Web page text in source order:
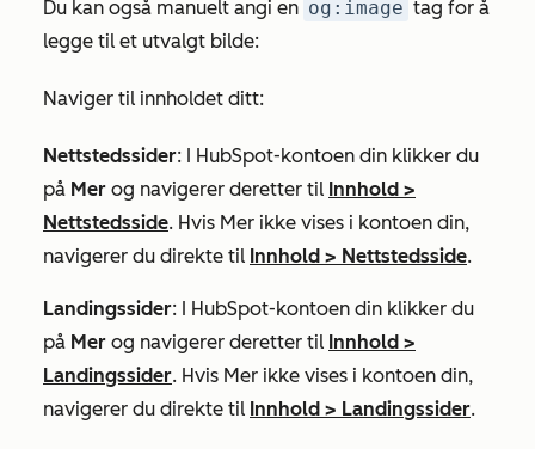
Du kan også manuelt angi en og:image tag for å
legge til et utvalgt bilde:
Naviger til innholdet ditt:
Nettstedssider: I HubSpot-kontoen din klikker du
på Mer og navigerer deretter til Innhold >
Nettstedsside. Hvis Mer ikke vises i kontoen din,
navigerer du direkte til Innhold > Nettstedsside.
Landingssider: I HubSpot-kontoen din klikker du
på Mer og navigerer deretter til Innhold >
Landingssider. Hvis Mer ikke vises i kontoen din,
navigerer du direkte til Innhold > Landingssider.